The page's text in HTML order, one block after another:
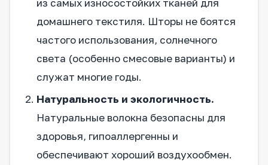
из самых износостойких тканей для
домашнего текстиля. Шторы не боятся
частого использования, солнечного
света (особенно смесовые варианты) и
служат многие годы.
Натуральность и экологичность.
Натуральные волокна безопасны для
здоровья, гипоаллергенны и
обеспечивают хороший воздухообмен.